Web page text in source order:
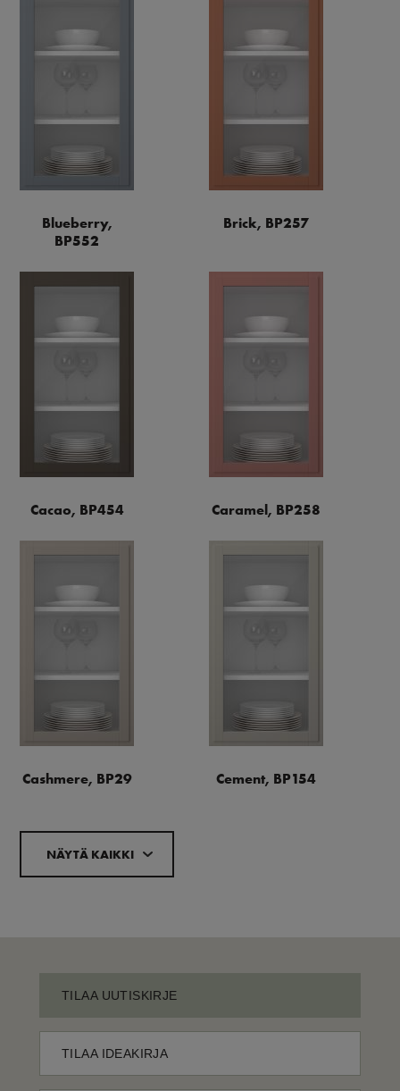
Blueberry,
BP552
Brick, BP257
Cacao, BP454 Caramel, BP258
Cashmere, BP29 Cement, BP154
NÄYTÄ KAIKKI
TILAA UUTISKIRJE
TILAA IDEAKIRJA